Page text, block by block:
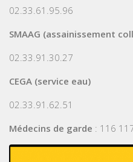
02.33.61.95.96
SMAAG (assainissement
02.33.91.30.27
CEGA (service eau)
02.33.91.62.51
Médecins de garde : 116